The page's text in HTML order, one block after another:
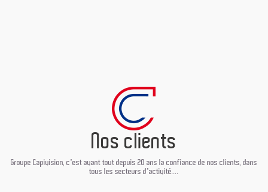
Nos clients
Groupe Capivision, c'est avant tout depuis 20 ans la confiance de nos clients, dans
tous les secteurs d'activité....